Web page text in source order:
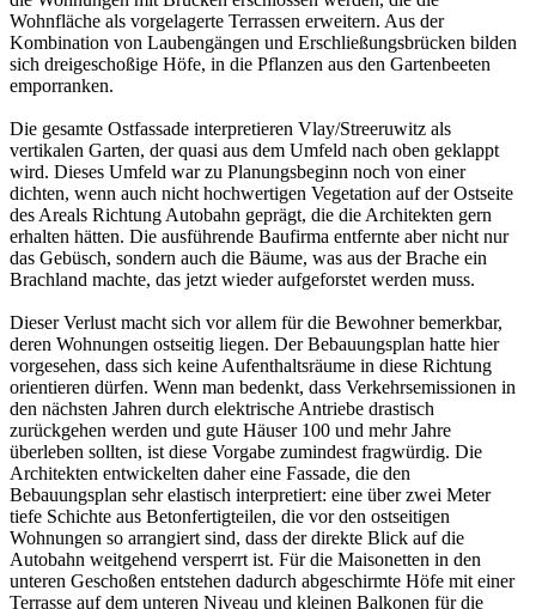
Wohnfläche als vorgelagerte Terrassen erweitern. Aus der
Kombination von Laubengängen und Erschließungsbrücken bilden
sich dreigeschoßige Höfe, in die Pflanzen aus den Gartenbeeten
emporranken.
Die gesamte Ostfassade interpretieren Vlay/Streeruwitz als
vertikalen Garten, der quasi aus dem Umfeld nach oben geklappt
wird. Dieses Umfeld war zu Planungsbeginn noch von einer
dichten, wenn auch nicht hochwertigen Vegetation auf der Ostseite
des Areals Richtung Autobahn geprägt, die die Architekten gern
erhalten hätten. Die ausführende Baufirma entfernte aber nicht nur
das Gebüsch, sondern auch die Bäume, was aus der Brache ein
Brachland machte, das jetzt wieder aufgeforstet werden muss.
Dieser Verlust macht sich vor allem für die Bewohner bemerkbar,
deren Wohnungen ostseitig liegen. Der Bebauungsplan hatte hier
vorgesehen, dass sich keine Aufenthaltsräume in diese Richtung
orientieren dürfen. Wenn man bedenkt, dass Verkehrsemissionen in
den nächsten Jahren durch elektrische Antriebe drastisch
zurückgehen werden und gute Häuser 100 und mehr Jahre
überleben sollten, ist diese Vorgabe zumindest fragwürdig. Die
Architekten entwickelten daher eine Fassade, die den
Bebauungsplan sehr elastisch interpretiert: eine über zwei Meter
tiefe Schichte aus Betonfertigteilen, die vor den ostseitigen
Wohnungen so arrangiert sind, dass der direkte Blick auf die
Autobahn weitgehend versperrt ist. Für die Maisonetten in den
unteren Geschoßen entstehen dadurch abgeschirmte Höfe mit einer
Terrasse auf dem unteren Niveau und kleinen Balkonen für die